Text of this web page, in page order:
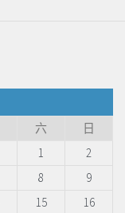
六
日
1
2
8
9
15
16